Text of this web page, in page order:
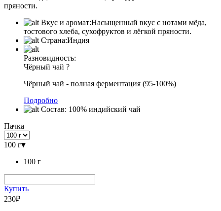
пряности.
Вкус и аромат:Насыщенный вкус с нотами мёда,
тостового хлеба, сухофруктов и лёгкой пряности.
Страна:Индия
Разновидность:
Чёрный чай ?
Чёрный чай - полная ферментация (95-100%)
Подробно
Состав: 100% индийский чай
Пачка
100 г▾
100 г
Купить
230₽